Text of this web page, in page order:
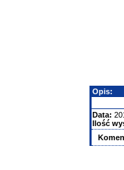
Opis:
Data:
Ilość